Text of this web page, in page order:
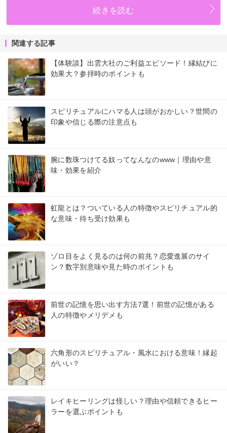
続きを読む
関連する記事
【体験談】出雲大社のご利益エピソード！縁結びに
効果大？参拝時のポイントも
スピリチュアルにハマる人は頭がおかしい？世間の
印象や信じる際の注意点も
腕に数珠つけてる奴ってなんなのwww｜理由や意
味・効果を紹介
虹龍とは？ついている人の特徴やスピリチュアル的
な意味・待ち受け効果も
ゾロ目をよく見るのは何の前兆？恋愛進展のサイ
ン？数字別意味や見た時のポイントも
前世の記憶を思い出す方法7選！前世の記憶がある
人の特徴やメリデメも
六角形のスピリチュアル・風水における意味！縁起
がいい？
レイキヒーリングは怪しい？理由や信頼できるヒー
ラーを選ぶポイントも